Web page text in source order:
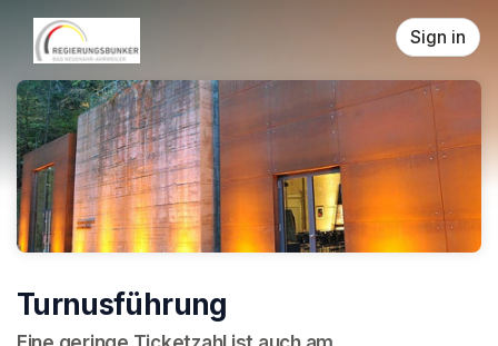
Skip header
Sign in
Turnusführung